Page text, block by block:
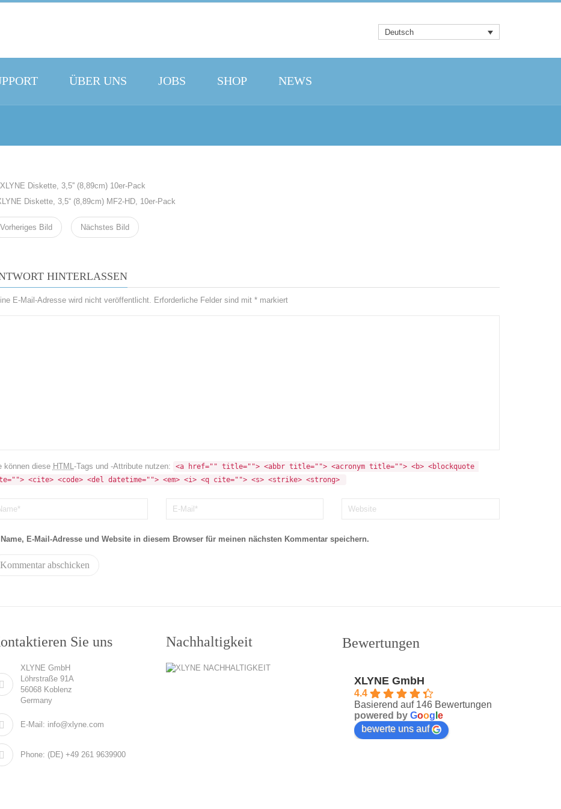
Deutsch
ÜBER UNS JOBS SHOP NEWS
Diskette, 3,5“ (8,89cm) MF2-HD, 10er-Pack
Vorheriges Bild Nächstes Bild
HINTERLASSEN
E-Mail-Adresse wird nicht veröffentlicht. Erforderliche Felder sind mit *markiert
können diese HTML-Tags und -Attribute nutzen:
<a href="" title=""> <abbr title=""> <acronym title=""> <b> <blockquote
<cite> <code> <del datetime=""> <em> <i> <q cite=""> <s> <strike> <strong>
Name, E-Mail-Adresse und Website in diesem Browser für meinen nächsten Kommentar speichern.
Sie uns
XLYNE GmbH
Löhrstraße 91A
56068 Koblenz
Germany
E-Mail: info@xlyne.com
Phone: (DE) +49 261 9639900
Nachhaltigkeit Bewertungen
XLYNE GmbH
4.4
Basierend auf 146 Bewertungen
powered by Goog e
bewerte uns auf